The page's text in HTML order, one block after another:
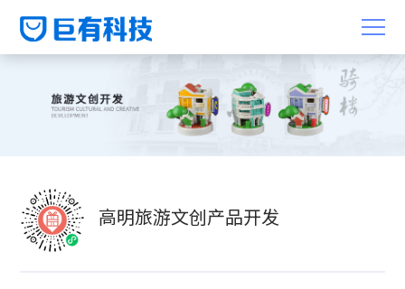
高明旅游文创产品开发